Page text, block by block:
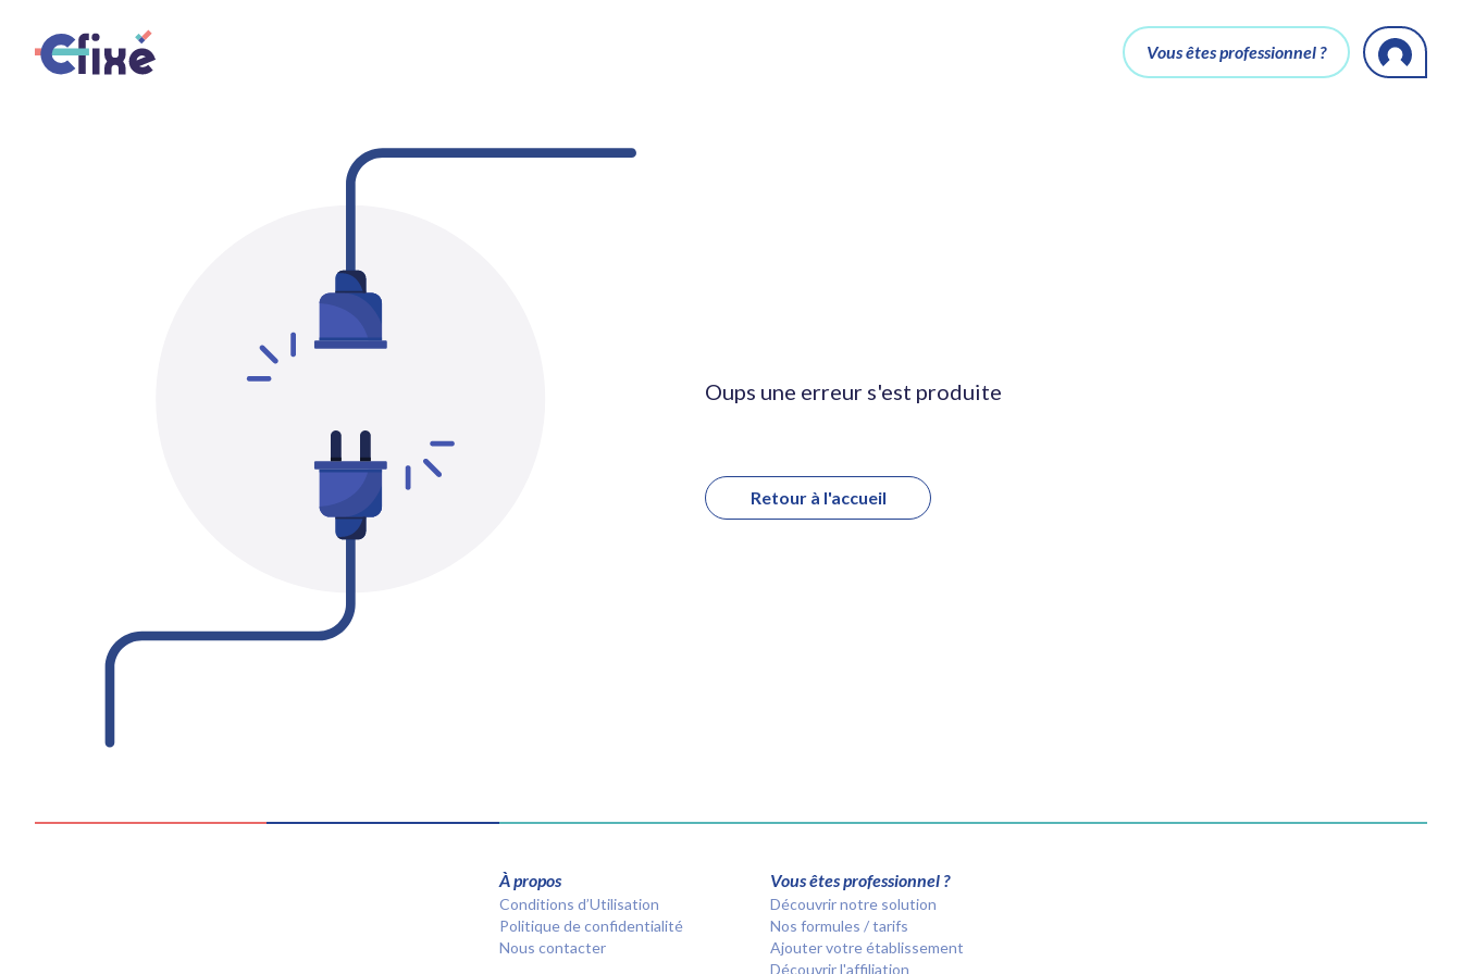
Vous êtes professionnel ?
Oups une erreur s'est produite
Retour à l'accueil
À propos
Conditions d’Utilisation
Politique de confidentialité
Nous contacter
Vous êtes professionnel ?
Découvrir notre solution
Nos formules / tarifs
Ajouter votre établissement
Découvrir l'affiliation